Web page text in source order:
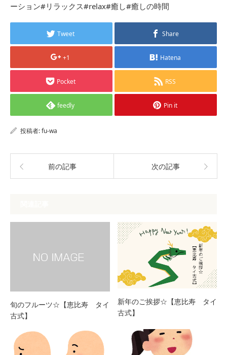
ーション#リラックス#relax#癒し#癒しの時間
Tweet Share
+1 Hatena
Pocket RSS
feedly Pin it
投稿者:fu-wa
前の記事 次の記事
旬のフルーツ☆【恵比寿 タイ
古式】
新年のご挨拶☆【恵比寿 タイ
古式】